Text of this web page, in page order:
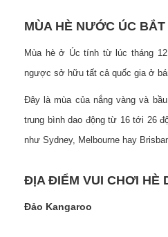
MÙA HÈ NƯỚC ÚC
Mùa hè ở Úc tính từ lúc tháng
ngược sở hữu tất cả quốc gia ở
Đây là mùa của nắng vàng và
trung bình dao động từ 16 tới 26
như Sydney, Melbourne hay
ĐỊA ĐIỂM VUI CHƠI HÈ
Đảo Kangaroo